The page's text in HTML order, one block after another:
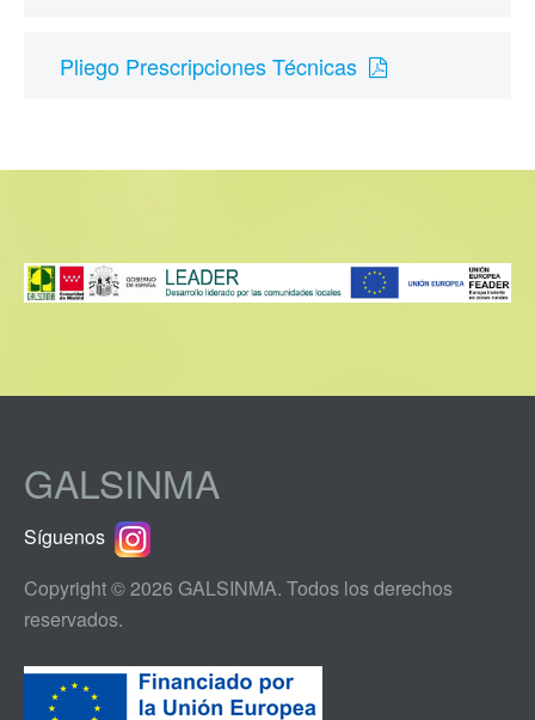
Pliego Prescripciones Técnicas
GALSINMA
Síguenos
Copyright © 2026 GALSINMA. Todos los derechos
reservados.